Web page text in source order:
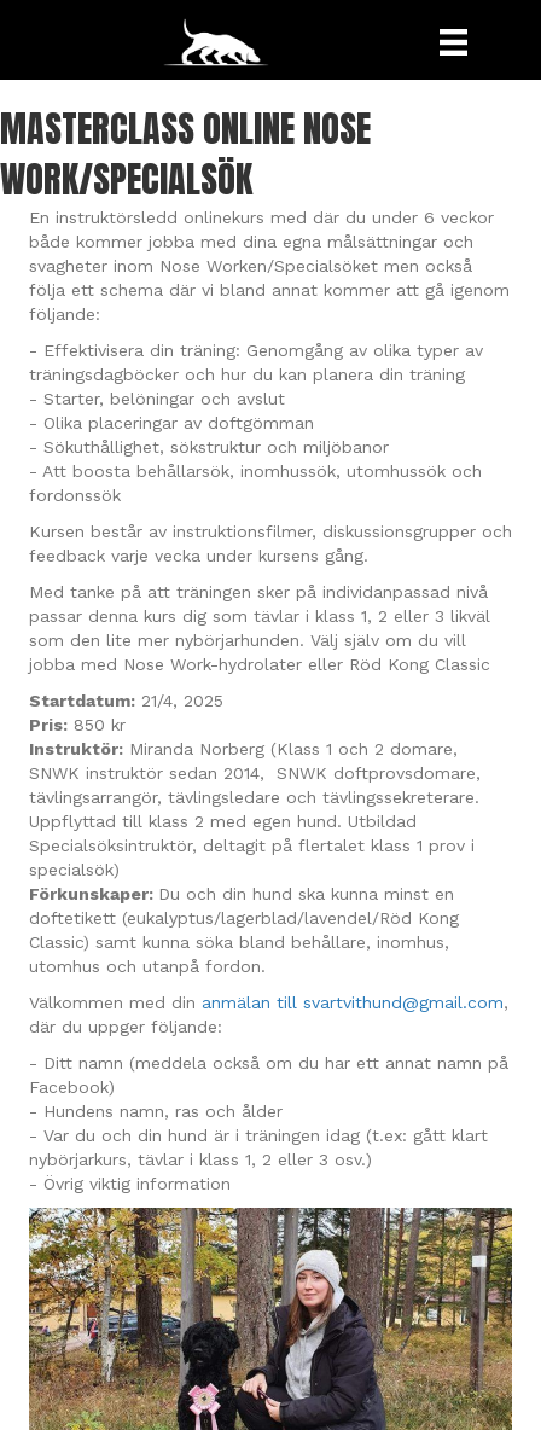
MASTERCLASS ONLINE NOSE
WORK/SPECIALSÖK
En instruktörsledd onlinekurs med där du under 6 veckor
både kommer jobba med dina egna målsättningar och
svagheter inom Nose Worken/Specialsöket men också
följa ett schema där vi bland annat kommer att gå igenom
följande:
- Effektivisera din träning: Genomgång av olika typer av
träningsdagböcker och hur du kan planera din träning
- Starter, belöningar och avslut
- Olika placeringar av doftgömman
- Sökuthållighet, sökstruktur och miljöbanor
- Att boosta behållarsök, inomhussök, utomhussök och
fordonssök
Kursen består av instruktionsfilmer, diskussionsgrupper och
feedback varje vecka under kursens gång.
Med tanke på att träningen sker på individanpassad nivå
passar denna kurs dig som tävlar i klass 1, 2 eller 3 likväl
som den lite mer nybörjarhunden. Välj själv om du vill
jobba med Nose Work-hydrolater eller Röd Kong Classic
Startdatum: 21/4, 2025
Pris: 850 kr
Instruktör: Miranda Norberg (Klass 1 och 2 domare,
SNWK instruktör sedan 2014, SNWK doftprovsdomare,
tävlingsarrangör, tävlingsledare och tävlingssekreterare.
Uppflyttad till klass 2 med egen hund. Utbildad
Specialsöksintruktör, deltagit på flertalet klass 1 prov i
specialsök)
Förkunskaper: Du och din hund ska kunna minst en
doftetikett (eukalyptus/lagerblad/lavendel/Röd Kong
Classic) samt kunna söka bland behållare, inomhus,
utomhus och utanpå fordon.
Välkommen med din anmälan till svartvithund@gmail.com,
där du uppger följande:
- Ditt namn (meddela också om du har ett annat namn på
Facebook)
- Hundens namn, ras och ålder
- Var du och din hund är i träningen idag (t.ex: gått klart
nybörjarkurs, tävlar i klass 1, 2 eller 3 osv.)
- Övrig viktig information